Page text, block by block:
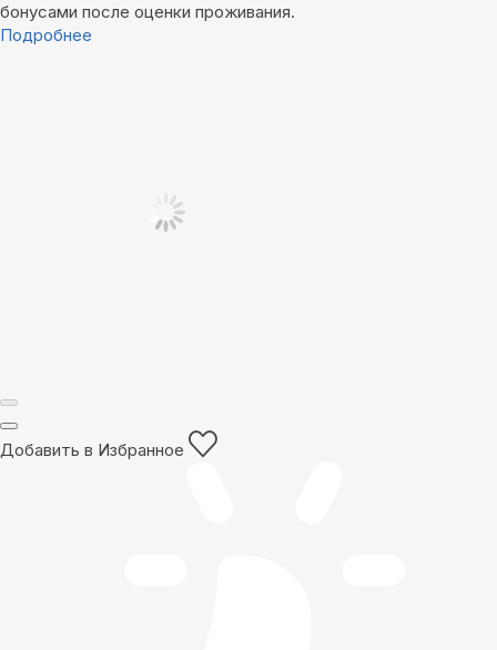
бонусами после оценки проживания.
Подробнее
Добавить в Избранное